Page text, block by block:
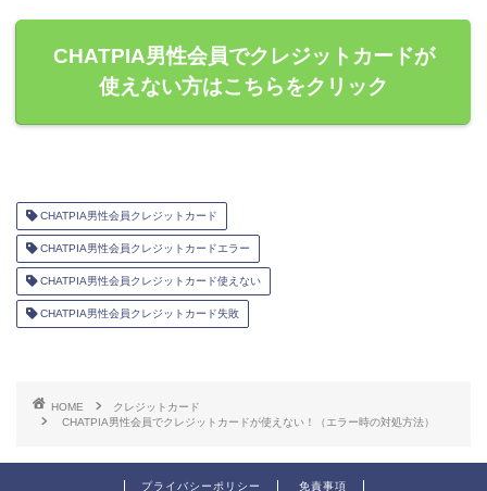
CHATPIA男性会員でクレジットカードが
使えない方はこちらをクリック
CHATPIA男性会員クレジットカード
CHATPIA男性会員クレジットカードエラー
CHATPIA男性会員クレジットカード使えない
CHATPIA男性会員クレジットカード失敗
HOME
クレジットカード
CHATPIA男性会員でクレジットカードが使えない！（エラー時の対処方法）
プライバシーポリシー 免責事項